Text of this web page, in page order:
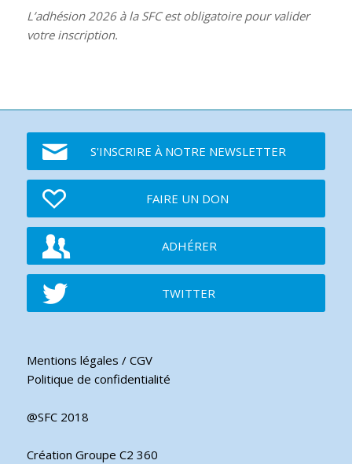
L’adhésion 2026 à la SFC est obligatoire pour valider
votre inscription.
S'INSCRIRE À NOTRE NEWSLETTER
FAIRE UN DON
ADHÉRER
TWITTER
Mentions légales / CGV
Politique de confidentialité
@SFC 2018
Création Groupe C2 360